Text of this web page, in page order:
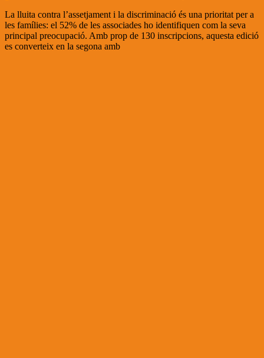
La lluita contra l’assetjament i la discriminació és una prioritat per a
les famílies: el 52% de les associades ho identifiquen com la seva
principal preocupació. Amb prop de 130 inscripcions, aquesta edició
es converteix en la segona amb